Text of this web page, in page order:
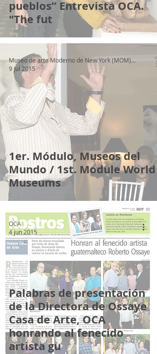
pueblos” Entrevista OCA.
"The fut
1er. Módulo, Museos del
Mundo / 1st. Module World
Museums
Museo de arte Moderno de New York (MOM) en OCA
9 jul 2015
Palabras de presentación
de la Directora de Ossaye
Casa de Arte, OCA
honrando al fenecido
artista gu
OCA
4 jun 2015